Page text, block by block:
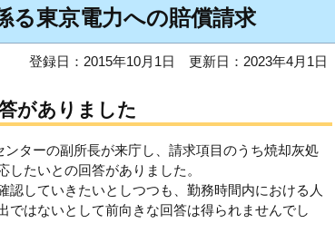
る東京電力への賠償請求
登録日：2015年10月1日 更新日：2023年4月1日
がありました
ターの副所長が来庁し、請求項目のうち焼却灰処
たいとの回答がありました。
していきたいとしつつも、勤務時間内における人
はないとして前向きな回答は得られませんでし